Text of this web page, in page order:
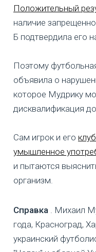
Положительный
наличие
Б подтвердила его
Поэтому
объявила о
которое Мудрику
дисквалификация
Сам игрок и его
умышленное
и пытаются
организм.
Справка . Михаил
года, Красноград,
украинский